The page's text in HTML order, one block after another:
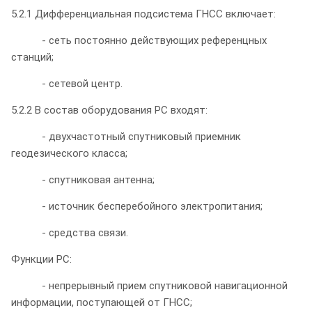
5.2.1 Дифференциальная подсистема ГНСС включает:
- сеть постоянно действующих референцных
станций;
- сетевой центр.
5.2.2 В состав оборудования РС входят:
- двухчастотный спутниковый приемник
геодезического класса;
- спутниковая антенна;
- источник бесперебойного электропитания;
- средства связи.
Функции РС:
- непрерывный прием спутниковой навигационной
информации, поступающей от ГНСС;